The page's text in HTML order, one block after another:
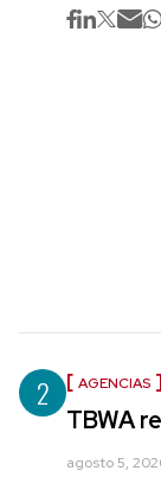
2 AGENCIAS
TBWA
agosto 5,